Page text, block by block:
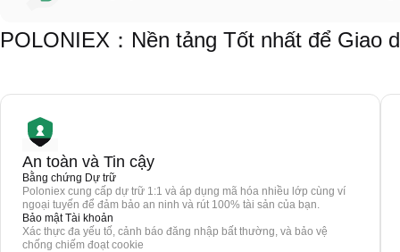
POLONIEX：Nền tảng Tốt nhất để Giao
An toàn và Tin cậy
Bằng chứng Dự trữ
Poloniex cung cấp dự trữ 1:1 và áp dụng mã hóa nhiều lớp cùng ví
ngoại tuyến để đảm bảo an ninh và rút 100% tài sản của bạn.
Bảo mật Tài khoản
Xác thực đa yếu tố, cảnh báo đăng nhập bất thường, và bảo vệ
chống chiếm đoạt cookie